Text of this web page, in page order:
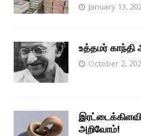
January 13,
உத்தமர் காந்தி
October 2,
அறிவோம்!